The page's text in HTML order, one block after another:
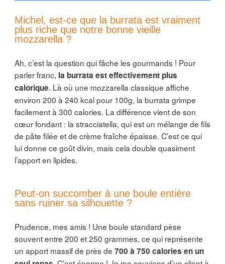
Michel, est-ce que la burrata est vraiment
plus riche que notre bonne vieille
mozzarella ?
Ah, c’est la question qui fâche les gourmands ! Pour
parler franc, la burrata est effectivement plus
calorique. Là où une mozzarella classique affiche
environ 200 à 240 kcal pour 100g, la burrata grimpe
facilement à 300 calories. La différence vient de son
cœur fondant : la stracciatella, qui est un mélange de fils
de pâte filée et de crème fraîche épaisse. C’est ce qui
lui donne ce goût divin, mais cela double quasiment
l’apport en lipides.
Peut-on succomber à une boule entière
sans ruiner sa silhouette ?
Prudence, mes amis ! Une boule standard pèse
souvent entre 200 et 250 grammes, ce qui représente
un apport massif de près de 700 à 750 calories en un